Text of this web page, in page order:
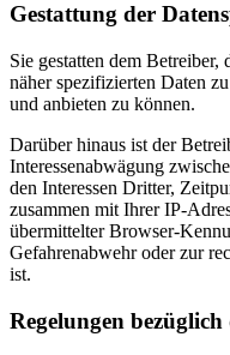
Gestattung der
Sie gestatten dem
näher spezifizierten Daten
und anbieten zu können.
Darüber hinaus ist der
Interessenabwägung
den Interessen Dritter,
zusammen mit Ihrer IP-
übermittelter Browser-
Gefahrenabwehr oder zur
ist.
Regelungen